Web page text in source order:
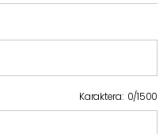
Karaktera: 0/1500